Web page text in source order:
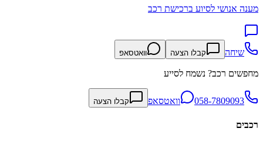
מענה אנושי לסיוע ברכישת רכב
שיחה קבלו הצעה וואטסאפ
מחפשים רכב? נשמח לסייע
058-7809093 וואטסאפ קבלו הצעה
רכבים